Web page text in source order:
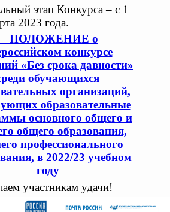
этап Конкурса ‒ с 1
2023 года.
ПОЛОЖЕНИЕ о
конкурсе
«Без срока давности»
обучающихся
организаций,
образовательные
основного общего и
общего образования,
профессионального
в 2022/23 учебном
году
участникам удачи!